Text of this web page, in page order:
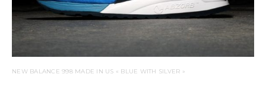
NEW BALANCE 998 MADE IN US « BLUE WITH SILVER »